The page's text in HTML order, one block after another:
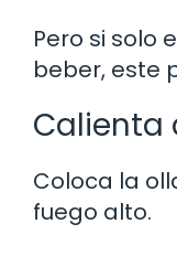
Pero si solo
beber, este
Calienta
Coloca la
fuego alto.